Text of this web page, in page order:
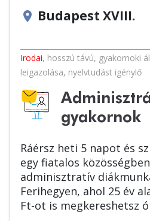
location_on Budapest XVIII.
Irodai, hosszú távú, gyakornoki
leigazolása, nyelvtudást igénylő
gyakornok
Ráérsz heti 5 napot és
egy fiatalos
adminisztratív
Ferihegyen, ahol 25 év
Ft-ot is megkereshetsz